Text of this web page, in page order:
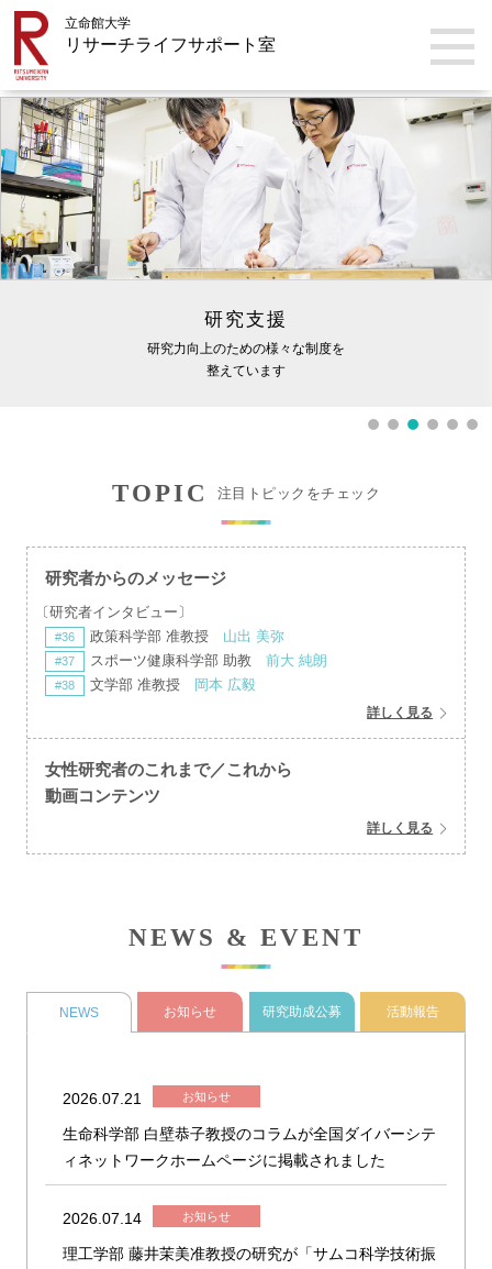
立命館大学
リサーチライフサポート室
研究支援
研究力向上のための様々な制度を
整えています
TOPIC 注目トピックをチェック
研究者からのメッセージ
〔研究者インタビュー〕
#36 政策科学部 准教授 山出 美弥
#37 スポーツ健康科学部 助教 前大 純朗
#38 文学部 准教授 岡本 広毅
詳しく見る
女性研究者のこれまで／これから
動画コンテンツ
詳しく見る
NEWS & EVENT
NEWS お知らせ 研究助成公募 活動報告
2026.07.21
生命科学部 白壁恭子教授のコラムが全国ダイバーシテ
ィネットワークホームページに掲載されました
2026.07.14
理工学部 藤井茉美准教授の研究が「サムコ科学技術振